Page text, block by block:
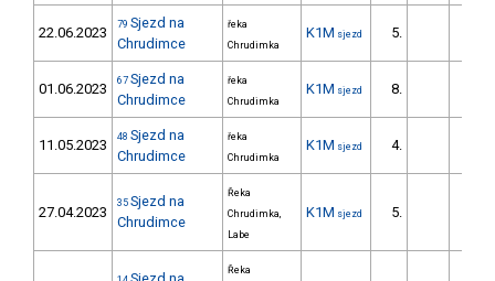
22.06.2023 79 Sjezd na
Chrudimce
řeka
Chrudimka
K1M sjezd 5.
01.06.2023 67 Sjezd na
Chrudimce
řeka
Chrudimka
K1M sjezd 8.
11.05.2023 48 Sjezd na
Chrudimce
řeka
Chrudimka
K1M sjezd 4.
27.04.2023
35 Sjezd na
Chrudimce
Řeka
Chrudimka,
Labe
K1M sjezd 5.
Řeka